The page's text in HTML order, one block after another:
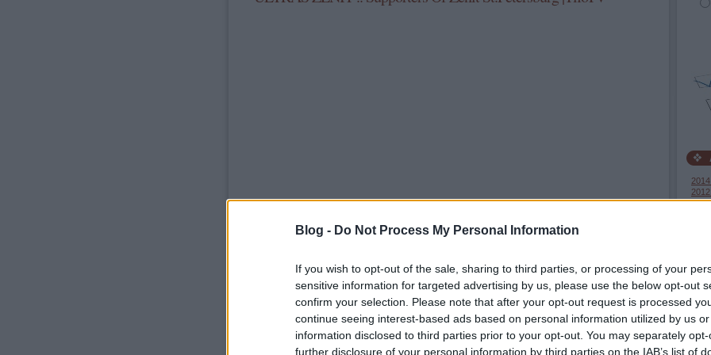
Blog - Do Not Process My Personal Information
If you wish to opt-out of the sale, sharing to third parties, or processing of your
sensitive information for targeted advertising by us, please use the below opt-out
confirm your selection. Please note that after your opt-out request is processed
continue seeing interest-based ads based on personal information utilized by us
information disclosed to third parties prior to your opt-out. You may separately
further disclosure of your personal information by third parties on the IAB’s list of
Tetszik 0